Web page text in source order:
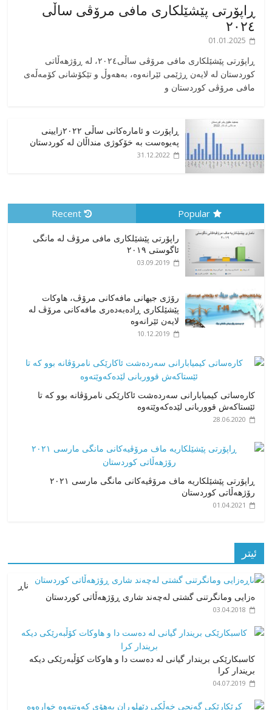
ڕاپۆرتی پێشێلکاری مافی مرۆڤی ساڵی
٢٠٢٤
01.01.2025
‎ڕاپۆرتی پێشێلکاری مافی مرۆڤی ساڵی٢٠٢٤، له ڕۆژهەڵاتی
کوردستان له لایەن ڕژێمی ئێرانەوە، بە‎هەوڵ و تێکۆشانی کۆمەڵەی
مافی مرۆڤی کوردستان و
ڕاپۆرت و ئامارەکانی ساڵی ٢٠٢٢زایینی
پەیوەست بە خۆکوژی منداڵان لە کوردستان
31.12.2022
Popular
Recent
راپۆرتی پێشێلكاری مافی مرۆڤ له‌ مانگی
ئاگوستی ٢٠١٩
03.09.2019
رۆژی جیهانی مافەکانی مرۆڤ، هاوکات
پێشێلکاری ڕادەبەدەری مافەکانی مرۆڤ لە
لایەن ئێرانەوە
10.12.2019
کارەساتی کیمیابارانی سەردەشت ئاکارێکی نامرۆڤانە بوو کە تا
ئێستاکەش قووربانی لێدەکەوێتەوە
28.06.2020
ڕاپۆرتی پێشێلکاریە ماف مرۆڤیەکانی مانگی مارسی ٢٠٢١
رۆژهەڵاتی کوردستان
01.04.2021
ئیتر
ناڕ
ەزایی ومانگرتنی گشتی لەچەند شاری ڕۆژهەڵاتی کوردستان
03.04.2018
کاسبکارێکی بریندار گیانی لە دەست دا و هاوکات کۆڵبەرێکی دیکە
بریندار کرا
04.07.2019